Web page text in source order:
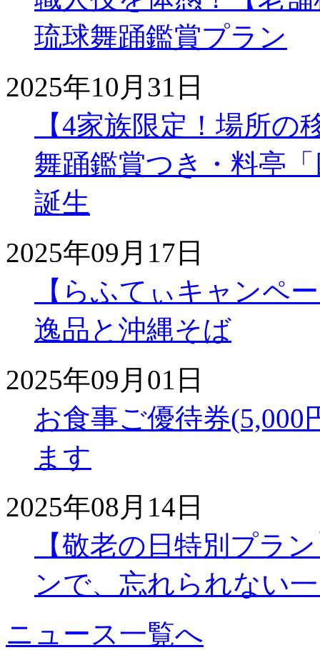
琉球舞踊鑑賞プラン
2025年10月31日
【4家族限定！場所
舞踊鑑賞つき・料亭
誕生
2025年09月17日
【らふてぃキャンペ
逸品と沖縄そば
2025年09月01日
お食事ご優待券(5,000
ます
2025年08月14日
【敬老の日特別プラ
ンで、忘れられない
ニュース一覧へ